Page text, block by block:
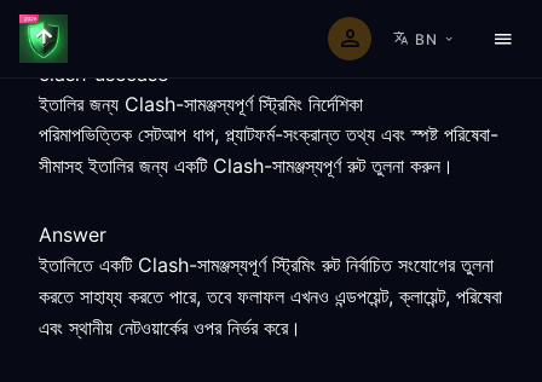
BN
clash-usecase
ইতালির জন্য Clash-সামঞ্জস্যপূর্ণ স্ট্রিমিং নির্দেশিকা
পরিমাপভিত্তিক সেটআপ ধাপ, প্ল্যাটফর্ম-সংক্রান্ত তথ্য এবং স্পষ্ট পরিষেবা-
সীমাসহ ইতালির জন্য একটি Clash-সামঞ্জস্যপূর্ণ রুট তুলনা করুন।
Answer
ইতালিতে একটি Clash-সামঞ্জস্যপূর্ণ স্ট্রিমিং রুট নির্বাচিত সংযোগের তুলনা
করতে সাহায্য করতে পারে, তবে ফলাফল এখনও এন্ডপয়েন্ট, ক্লায়েন্ট, পরিষেবা
এবং স্থানীয় নেটওয়ার্কের ওপর নির্ভর করে।